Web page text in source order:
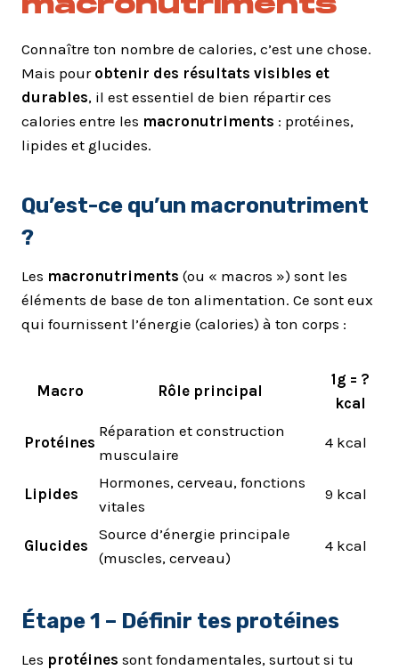
macronutriments
Connaître ton nombre de calories, c’est une chose.
Mais pour obtenir des résultats visibles et
durables, il est essentiel de bien répartir ces
calories entre les macronutriments : protéines,
lipides et glucides.
Qu’est-ce qu’un macronutriment
?
Les macronutriments (ou « macros ») sont les
éléments de base de ton alimentation. Ce sont eux
qui fournissent l’énergie (calories) à ton corps :
Macro Rôle principal
1g = ?
kcal
Protéines
Réparation et construction
musculaire
4 kcal
Lipides
Hormones, cerveau, fonctions
vitales
9 kcal
Glucides
Source d’énergie principale
(muscles, cerveau)
4 kcal
Étape 1 – Définir tes protéines
Les protéines sont fondamentales, surtout si tu